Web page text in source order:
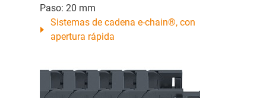
Paso: 20 mm
Sistemas de cadena e-chain®, con
apertura rápida